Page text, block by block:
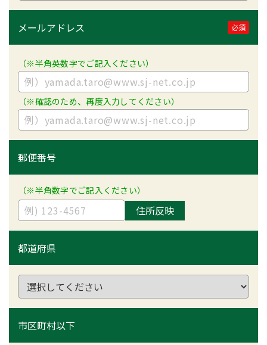
メールアドレス 必須
（※半角英数字でご記入ください）
（※確認のため、再度入力してください）
郵便番号
（※半角数字でご記入ください）
住所反映
都道府県
市区町村以下